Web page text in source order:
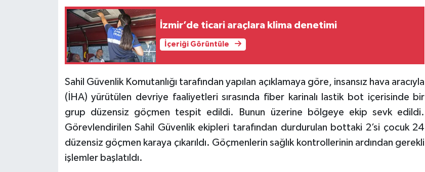
İzmir’de ticari araçlara klima denetimi
İçeriği Görüntüle
Sahil Güvenlik Komutanlığı tarafından yapılan açıklamaya göre, insansız hava aracıyla
(İHA) yürütülen devriye faaliyetleri sırasında fiber karinalı lastik bot içerisinde bir
grup düzensiz göçmen tespit edildi. Bunun üzerine bölgeye ekip sevk edildi.
Görevlendirilen Sahil Güvenlik ekipleri tarafından durdurulan bottaki 2’si çocuk 24
düzensiz göçmen karaya çıkarıldı. Göçmenlerin sağlık kontrollerinin ardından gerekli
işlemler başlatıldı.